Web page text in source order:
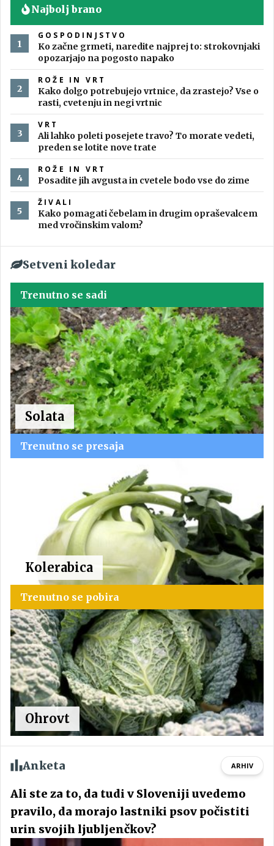
Najbolj brano
GOSPODINJSTVO
Ko začne grmeti, naredite najprej to: strokovnjaki
opozarjajo na pogosto napako
ROŽE IN VRT
Kako dolgo potrebujejo vrtnice, da zrastejo? Vse o
rasti, cvetenju in negi vrtnic
VRT
Ali lahko poleti posejete travo? To morate vedeti,
preden se lotite nove trate
ROŽE IN VRT
Posadite jih avgusta in cvetele bodo vse do zime
ŽIVALI
Kako pomagati čebelam in drugim opraševalcem
med vročinskim valom?
Setveni koledar
Trenutno se sadi
Solata
Trenutno se presaja
Kolerabica
Trenutno se pobira
Ohrovt
Anketa ARHIV
Ali ste za to, da tudi v Sloveniji uvedemo
pravilo, da morajo lastniki psov počistiti
urin svojih ljubljenčkov?